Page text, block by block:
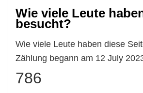
Wie viele Leute
besucht?
Wie viele Leute haben diese
Zählung begann am 12 July
786